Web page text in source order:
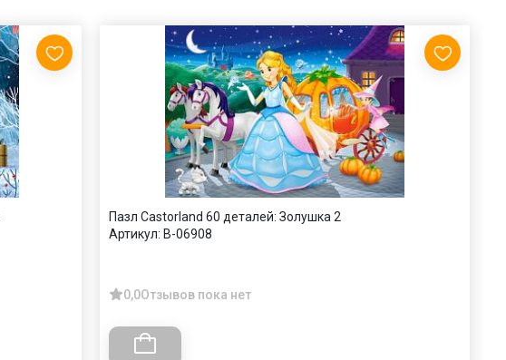
Пазл Castorland 60 деталей: Золушка 2
Артикул: В-06908
0,0Отзывов пока нет